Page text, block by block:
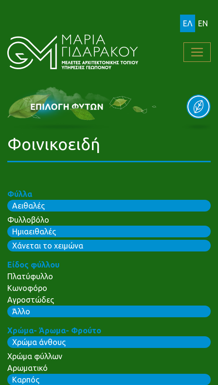
ΕΛ EN
Φοινικοειδή
Φύλλα
Αειθαλές
Φυλλοβόλο
Ημιαειθαλές
Χάνεται το χειμώνα
Είδος φύλλου
Πλατύφυλλο
Κωνοφόρο
Αγροστώδες
Άλλο
Χρώμα- Άρωμα- Φρούτο
Χρώμα άνθους
Χρώμα φύλλων
Αρωματικό
Καρπός